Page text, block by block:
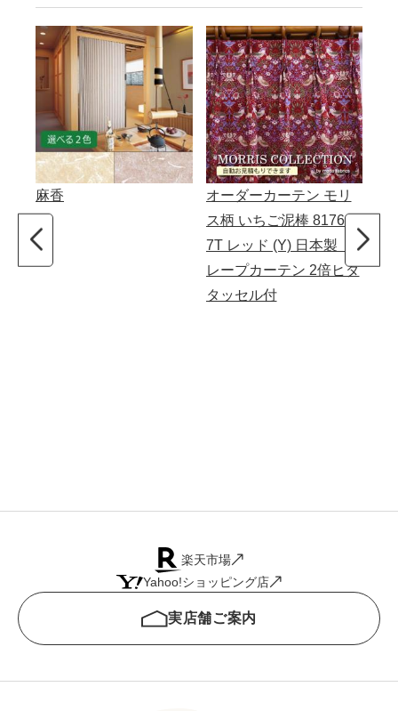
麻香
オーダーカーテン モリ
ス柄 いちご泥棒 8176-4
7T レッド (Y) 日本製 ド
レープカーテン 2倍ヒダ
タッセル付
つ
楽天市場
Yahoo!ショッピング店
実店舗ご案内